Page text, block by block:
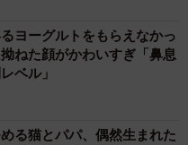
ヨーグルトをもらえなかっ
ねた顔がかわいすぎ「鼻息
ベル」
る猫とパパ、偶然生まれた